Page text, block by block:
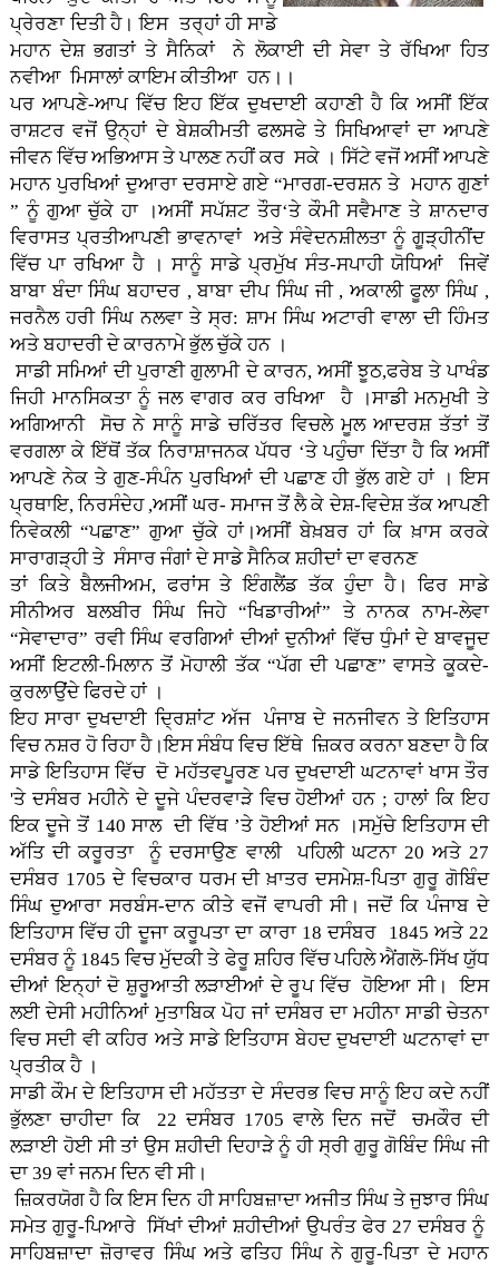
ਪ੍ਰੇਰਣਾ ਦਿਤੀ ਹੈ। ਇਸ ਤਰ੍ਹਾਂ ਹੀ ਸਾਡੇ
ਮਹਾਨ ਦੇਸ਼ ਭਗਤਾਂ ਤੇ ਸੈਨਿਕਾਂ ਨੇ ਲੋਕਾਈ ਦੀ ਸੇਵਾ ਤੇ ਰੱਖਿਆ ਹਿਤ
ਨਵੀਆ ਮਿਸਾਲਾਂ ਕਾਇਮ ਕੀਤੀਆ ਹਨ।।
ਪਰ ਆਪਣੇ-ਆਪ ਵਿੱਚ ਇਹ ਇੱਕ ਦੁਖਦਾਈ ਕਹਾਣੀ ਹੈ ਕਿ ਅਸੀਂ ਇੱਕ
ਰਾਸ਼ਟਰ ਵਜੋਂ ਉਨ੍ਹਾਂ ਦੇ ਬੇਸ਼ਕੀਮਤੀ ਫਲਸਫੇ ਤੇ ਸਿਖਿਆਵਾਂ ਦਾ ਆਪਣੇ
ਜੀਵਨ ਵਿੱਚ ਅਭਿਆਸ ਤੇ ਪਾਲਣ ਨਹੀਂ ਕਰ ਸਕੇ । ਸਿੱਟੇ ਵਜੋਂ ਅਸੀਂ ਆਪਣੇ
ਮਹਾਨ ਪੁਰਖਿਆਂ ਦੁਆਰਾ ਦਰਸਾਏ ਗਏ “ਮਾਰਗ-ਦਰਸ਼ਨ ਤੇ ਮਹਾਨ ਗੁਣਾਂ
” ਨੂੰ ਗੁਆ ਚੁੱਕੇ ਹਾ ।ਅਸੀਂ ਸਪੱਸ਼ਟ ਤੌਰ‘ਤੇ ਕੌਮੀ ਸਵੈਮਾਣ ਤੇ ਸ਼ਾਨਦਾਰ
ਵਿਰਾਸਤ ਪ੍ਰਤੀਆਪਣੀ ਭਾਵਨਾਵਾਂ ਅਤੇ ਸੰਵੇਦਨਸ਼ੀਲਤਾ ਨੂੰ ਗੂੜ੍ਹੀਨੀਂਦ
ਵਿੱਚ ਪਾ ਰਖਿਆ ਹੈ । ਸਾਨੂੰ ਸਾਡੇ ਪ੍ਰਮੁੱਖ ਸੰਤ-ਸਪਾਹੀ ਯੋਧਿਆਂ ਜਿਵੇਂ
ਬਾਬਾ ਬੰਦਾ ਸਿੰਘ ਬਹਾਦਰ , ਬਾਬਾ ਦੀਪ ਸਿੰਘ ਜੀ , ਅਕਾਲੀ ਫੂਲਾ ਸਿੰਘ ,
ਜਰਨੈਲ ਹਰੀ ਸਿੰਘ ਨਲਵਾ ਤੇ ਸ੍ਰ: ਸ਼ਾਮ ਸਿੰਘ ਅਟਾਰੀ ਵਾਲਾ ਦੀ ਹਿੰਮਤ
ਅਤੇ ਬਹਾਦਰੀ ਦੇ ਕਾਰਨਾਮੇ ਭੁੱਲ ਚੁੱਕੇ ਹਨ ।
ਸਾਡੀ ਸਮਿਆਂ ਦੀ ਪੁਰਾਣੀ ਗੁਲਾਮੀ ਦੇ ਕਾਰਨ, ਅਸੀਂ ਝੂਠ,ਫਰੇਬ ਤੇ ਪਾਖੰਡ
ਜਿਹੀ ਮਾਨਸਿਕਤਾ ਨੂੰ ਜਲ ਵਾਗਰ ਕਰ ਰਖਿਆ ਹੈ ।ਸਾਡੀ ਮਨਮੁਖੀ ਤੇ
ਅਗਿਆਨੀ ਸੋਚ ਨੇ ਸਾਨੂੰ ਸਾਡੇ ਚਰਿੱਤਰ ਵਿਚਲੇ ਮੂਲ ਆਦਰਸ਼ ਤੱਤਾਂ ਤੋਂ
ਵਰਗਲਾ ਕੇ ਇੱਥੋਂ ਤੱਕ ਨਿਰਾਸ਼ਾਜਨਕ ਪੱਧਰ ‘ਤੇ ਪਹੁੰਚਾ ਦਿੱਤਾ ਹੈ ਕਿ ਅਸੀਂ
ਆਪਣੇ ਨੇਕ ਤੇ ਗੁਣ-ਸੰਪੰਨ ਪੁਰਖਿਆਂ ਦੀ ਪਛਾਣ ਹੀ ਭੁੱਲ ਗਏ ਹਾਂ । ਇਸ
ਪ੍ਰਥਾਇ, ਨਿਰਸੰਦੇਹ ,ਅਸੀਂ ਘਰ- ਸਮਾਜ ਤੋਂ ਲੈ ਕੇ ਦੇਸ਼-ਵਿਦੇਸ਼ ਤੱਕ ਆਪਣੀ
ਨਿਵੇਕਲੀ “ਪਛਾਣ” ਗੁਆ ਚੁੱਕੇ ਹਾਂ।ਅਸੀਂ ਬੇਖ਼ਬਰ ਹਾਂ ਕਿ ਖ਼ਾਸ ਕਰਕੇ
ਸਾਰਾਗੜ੍ਹੀ ਤੇ ਸੰਸਾਰ ਜੰਗਾਂ ਦੇ ਸਾਡੇ ਸੈਨਿਕ ਸ਼ਹੀਦਾਂ ਦਾ ਵਰਨਣ
ਤਾਂ ਕਿਤੇ ਬੈਲਜੀਅਮ, ਫਰਾਂਸ ਤੇ ਇੰਗਲੈਂਡ ਤੱਕ ਹੁੰਦਾ ਹੈ। ਫਿਰ ਸਾਡੇ
ਸੀਨੀਅਰ ਬਲਬੀਰ ਸਿੰਘ ਜਿਹੇ “ਖਿਡਾਰੀਆਂ” ਤੇ ਨਾਨਕ ਨਾਮ-ਲੇਵਾ
“ਸੇਵਾਦਾਰ” ਰਵੀ ਸਿੰਘ ਵਰਗਿਆਂ ਦੀਆਂ ਦੁਨੀਆਂ ਵਿੱਚ ਧੁੰਮਾਂ ਦੇ ਬਾਵਜੂਦ
ਅਸੀਂ ਇਟਲੀ-ਮਿਲਾਨ ਤੋਂ ਮੋਹਾਲੀ ਤੱਕ “ਪੱਗ ਦੀ ਪਛਾਣ” ਵਾਸਤੇ ਕੂਕਦੇ-
ਕੁਰਲਾਉਂਦੇ ਫਿਰਦੇ ਹਾਂ ।
ਇਹ ਸਾਰਾ ਦੁਖਦਾਈ ਦ੍ਰਿਸ਼ਾਂਟ ਅੱਜ ਪੰਜਾਬ ਦੇ ਜਨਜੀਵਨ ਤੇ ਇਤਿਹਾਸ
ਵਿਚ ਨਸ਼ਰ ਹੋ ਰਿਹਾ ਹੈ।ਇਸ ਸੰਬੰਧ ਵਿਚ ਇੱਥੇ ਜ਼ਿਕਰ ਕਰਨਾ ਬਣਦਾ ਹੈ ਕਿ
ਸਾਡੇ ਇਤਿਹਾਸ ਵਿੱਚ ਦੋ ਮਹੱਤਵਪੂਰਣ ਪਰ ਦੁਖਦਾਈ ਘਟਨਾਵਾਂ ਖਾਸ ਤੌਰ
'ਤੇ ਦਸੰਬਰ ਮਹੀਨੇ ਦੇ ਦੂਜੇ ਪੰਦਰਵਾੜੇ ਵਿਚ ਹੋਈਆਂ ਹਨ ; ਹਾਲਾਂ ਕਿ ਇਹ
ਇਕ ਦੂਜੇ ਤੋਂ 140 ਸਾਲ ਦੀ ਵਿੱਥ ’ਤੇ ਹੋਈਆਂ ਸਨ ।ਸਮੁੱਚੇ ਇਤਿਹਾਸ ਦੀ
ਅੱਤਿ ਦੀ ਕਰੂਰਤਾ ਨੂੰ ਦਰਸਾਉਣ ਵਾਲੀ ਪਹਿਲੀ ਘਟਨਾ 20 ਅਤੇ 27
ਦਸੰਬਰ 1705 ਦੇ ਵਿਚਕਾਰ ਧਰਮ ਦੀ ਖ਼ਾਤਰ ਦਸਮੇਸ਼-ਪਿਤਾ ਗੁਰੂ ਗੋਬਿੰਦ
ਸਿੰਘ ਦੁਆਰਾ ਸਰਬੰਸ-ਦਾਨ ਕੀਤੇ ਵਜੋਂ ਵਾਪਰੀ ਸੀ। ਜਦੋਂ ਕਿ ਪੰਜਾਬ ਦੇ
ਇਤਿਹਾਸ ਵਿੱਚ ਹੀ ਦੂਜਾ ਕਰੂਪਤਾ ਦਾ ਕਾਰਾ 18 ਦਸੰਬਰ 1845 ਅਤੇ 22
ਦਸੰਬਰ ਨੂੰ 1845 ਵਿਚ ਮੁੱਦਕੀ ਤੇ ਫੇਰੂ ਸ਼ਹਿਰ ਵਿੱਚ ਪਹਿਲੇ ਐਂਗਲੋ-ਸਿੱਖ ਯੁੱਧ
ਦੀਆਂ ਇਨ੍ਹਾਂ ਦੋ ਸ਼ੁਰੂਆਤੀ ਲੜਾਈਆਂ ਦੇ ਰੂਪ ਵਿੱਚ ਹੋਇਆ ਸੀ। ਇਸ
ਲਈ ਦੇਸੀ ਮਹੀਨਿਆਂ ਮੁਤਾਬਿਕ ਪੋਹ ਜਾਂ ਦਸੰਬਰ ਦਾ ਮਹੀਨਾ ਸਾਡੀ ਚੇਤਨਾ
ਵਿਚ ਸਦੀ ਵੀ ਕਹਿਰ ਅਤੇ ਸਾਡੇ ਇਤਿਹਾਸ ਬੇਹਦ ਦੁਖਦਾਈ ਘਟਨਾਵਾਂ ਦਾ
ਪ੍ਰਤੀਕ ਹੈ ।
ਸਾਡੀ ਕੌਮ ਦੇ ਇਤਿਹਾਸ ਦੀ ਮਹੱਤਤਾ ਦੇ ਸੰਦਰਭ ਵਿਚ ਸਾਨੂੰ ਇਹ ਕਦੇ ਨਹੀਂ
ਭੁੱਲਣਾ ਚਾਹੀਦਾ ਕਿ 22 ਦਸੰਬਰ 1705 ਵਾਲੇ ਦਿਨ ਜਦੋਂ ਚਮਕੌਰ ਦੀ
ਲੜਾਈ ਹੋਈ ਸੀ ਤਾਂ ਉਸ ਸ਼ਹੀਦੀ ਦਿਹਾੜੇ ਨੂੰ ਹੀ ਸ੍ਰੀ ਗੁਰੂ ਗੋਬਿੰਦ ਸਿੰਘ ਜੀ
ਦਾ 39 ਵਾਂ ਜਨਮ ਦਿਨ ਵੀ ਸੀ।
ਜ਼ਿਕਰਯੋਗ ਹੈ ਕਿ ਇਸ ਦਿਨ ਹੀ ਸਾਹਿਬਜ਼ਾਦਾ ਅਜੀਤ ਸਿੰਘ ਤੇ ਜੁਝਾਰ ਸਿੰਘ
ਸਮੇਤ ਗੁਰੂ-ਪਿਆਰੇ ਸਿੱਖਾਂ ਦੀਆਂ ਸ਼ਹੀਦੀਆਂ ਉਪਰੰਤ ਫੇਰ 27 ਦਸੰਬਰ ਨੂੰ
ਸਾਹਿਬਜ਼ਾਦਾ ਜ਼ੋਰਾਵਰ ਸਿੰਘ ਅਤੇ ਫਤਿਹ ਸਿੰਘ ਨੇ ਗੁਰੂ-ਪਿਤਾ ਦੇ ਮਹਾਨ